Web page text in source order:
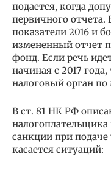
подается, когда
первичного
показатели 2016 и
измененный отчет
фонд. Если речь
начиная с 2017
налоговый орган по
В ст. 81 НК РФ
санкции при подаче
касается ситуаций: